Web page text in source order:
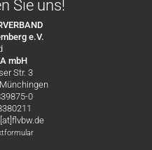
Sie uns!
e.V.
mbH
Str. 3
0